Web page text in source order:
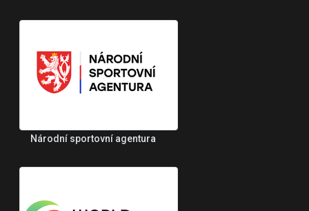
Národní sportovní agentura